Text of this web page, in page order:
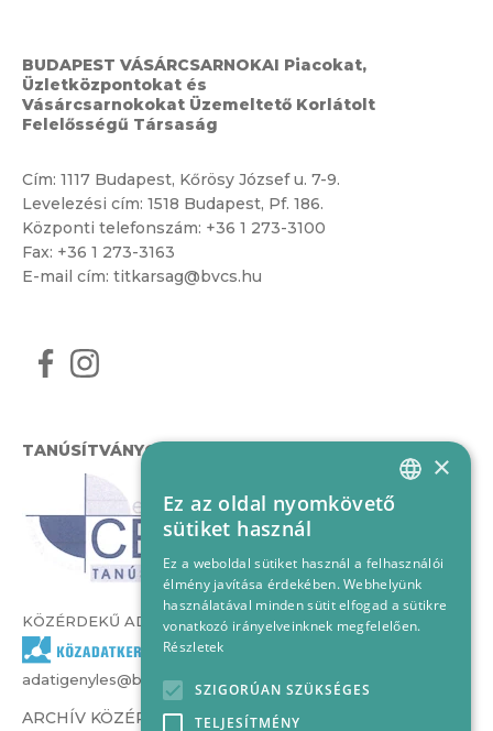
BUDAPEST VÁSÁRCSARNOKAI Piacokat,
Üzletközpontokat és
Vásárcsarnokokat Üzemeltető Korlátolt
Felelősségű Társaság
Cím: 1117 Budapest, Kőrösy József u. 7-9.
Levelezési cím: 1518 Budapest, Pf. 186.
Központi telefonszám: +36 1 273-3100
Fax: +36 1 273-3163
E-mail cím: titkarsag@bvcs.hu
TANÚSÍTVÁNYOK
KÖZÉRDEKŰ ADATOK
adatigenyles@bvcs.hu
ARCHÍV KÖZÉRDEKŰ ADATOK –
HUNGARIAN
×
Ez az oldal nyomkövető
sütiket használ
Ez a weboldal sütiket használ a felhasználói
élmény javítása érdekében. Webhelyünk
használatával minden sütit elfogad a sütikre
vonatkozó irányelveinknek megfelelően.
Részletek
SZIGORÚAN SZÜKSÉGES
TELJESÍTMÉNY